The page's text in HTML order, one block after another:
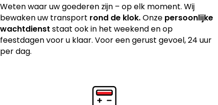
Weten waar uw goederen zijn – op elk moment. Wij
bewaken uw transport rond de klok.Onze persoonlijke
wachtdienst staat ook in het weekend en op
feestdagen voor u klaar. Voor een gerust gevoel, 24 uur
per dag.